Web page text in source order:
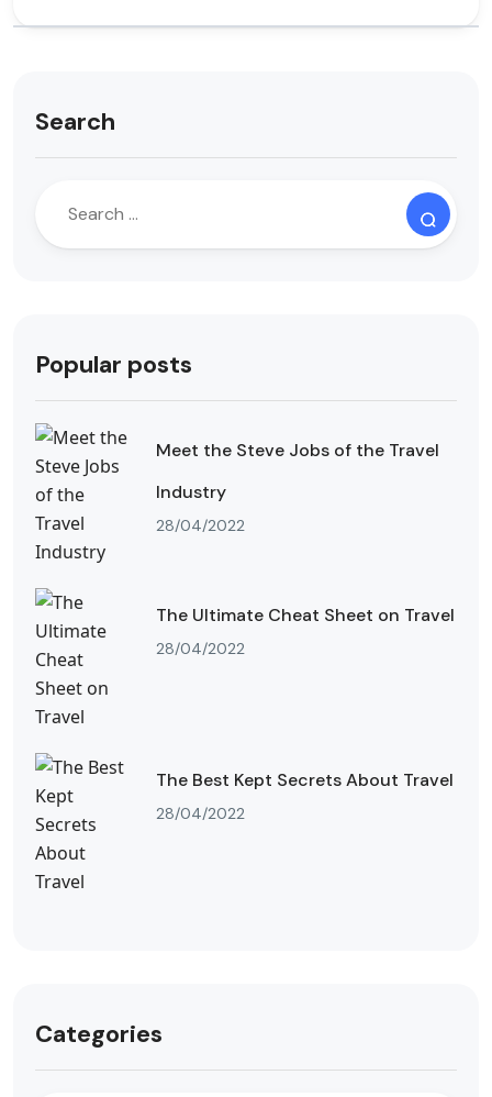
Search
Popular posts
Meet the Steve Jobs of the Travel
Industry
28/04/2022
The Ultimate Cheat Sheet on Travel
28/04/2022
The Best Kept Secrets About Travel
28/04/2022
Categories